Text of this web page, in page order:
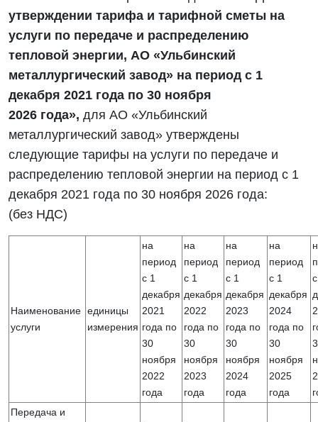
утверждении тарифа и тарифной сметы на
услуги по передаче и распределению
тепловой энергии, АО «Ульбинский
металлургический завод» на период с 1
декабря 2021 года по 30 ноября
2026 года», для АО «Ульбинский
металлургический завод» утверждены
следующие тарифы на услуги по передаче и
распределению тепловой энергии на период с 1
декабря 2021 года по 30 ноября 2026 года:
(без НДС)
Наименование
услуги
единицы
измерения
на
период
с 1
декабря
2021
года по
30
ноября
2022
года
на
период
с 1
декабря
2022
года по
30
ноября
2023
года
на
период
с 1
декабря
2023
года по
30
ноября
2024
года
на
период
с 1
декабря
2024
года по
30
ноября
2025
года
Передача и